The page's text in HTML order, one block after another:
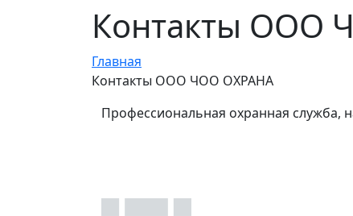
Контакты ООО
Главная
Контакты ООО ЧОО ОХРАНА
Профессиональная охранная служба,